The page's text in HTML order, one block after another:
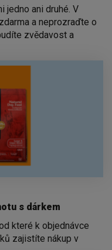
jedno ani druhé. V
a neprozraďte o
zvědavost a
s dárkem
které k objednávce
zajistíte nákup v